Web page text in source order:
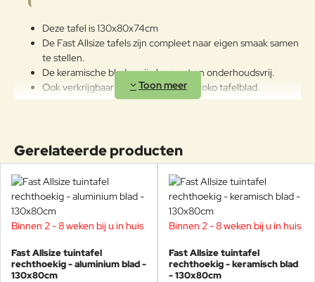
om de producten wanneer ze
lange tijd niet gebruikt worden of
in de winter te reinigen en op een
Deze tafel is 130x80x74cm
De Fast Allsize tafels zijn compleet naar eigen smaak samen
te stellen.
De keramische bladen zijn krasvast en onderhoudsvrij.
Ook verkrijgbaar met aluminium en Iroko tafelblad.
Verkrijgbaar in 11 afmetingen en 16 kleuren.
Geschikt voor vele jaren buitenplezier!
Kom de Fast Allsize collectie bewonderen bij
Veurst, alle kleuren staan in de Veurst
showroom! Kom langs en maak uw eigen te
gekke kleurencombinatie. In onze winkel hebben we
alle materialen en kleuren liggen.
Gerelateerde producten
Binnen 2 - 8 weken bij u in huis
Fast Allsize tuintafel
rechthoekig - aluminium blad -
130x80cm
Binnen 2 - 8 weken bij u in huis
Fast Allsize tuintafel
rechthoekig - keramisch blad
- 130x80cm